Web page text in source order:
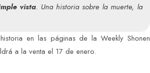
vista. Una historia sobre la muerte, la
en las páginas de la Weekly Shonen
a la venta el 17 de enero.